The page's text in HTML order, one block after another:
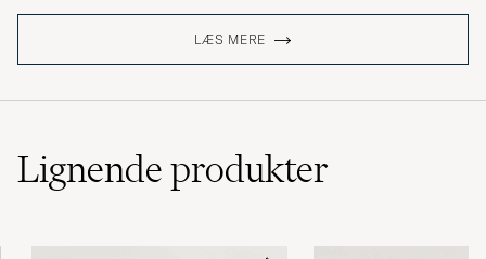
LÆS MERE
Lignendeprodukter